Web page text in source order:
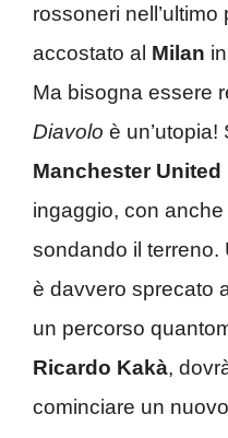
rossoneri
accostato al Milan
Ma bisogna essere
Diavolo è un’utopia!
Manchester United
ingaggio, con anche
sondando il terreno.
è davvero sprecato
un percorso
Ricardo Kakà,
cominciare un